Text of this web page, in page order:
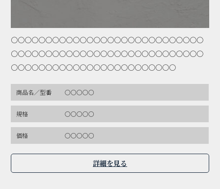
〇〇〇〇〇〇〇〇〇〇〇〇〇〇〇〇〇〇〇〇〇〇〇〇〇〇〇〇
〇〇〇〇〇〇〇〇〇〇〇〇〇〇〇〇〇〇〇〇〇〇〇〇〇〇〇〇
〇〇〇〇〇〇〇〇〇〇〇〇〇〇〇〇〇〇〇〇〇〇〇〇
商品名／型番 〇〇〇〇〇
規格 〇〇〇〇〇
価格 〇〇〇〇〇
詳細を見る